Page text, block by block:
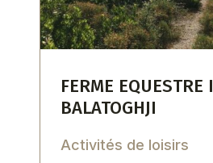
FERME EQUESTRE I
BALATOGHJI
Activités de loisirs